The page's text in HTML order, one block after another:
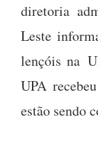
diretoria
Leste
lençóis na
UPA
estão sendo